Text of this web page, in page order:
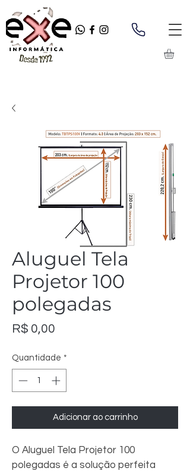
Aluguel Tela
Projetor 100
polegadas
R$ 0,00
Quantidade *
Adicionar ao carrinho
O Aluguel Tela Projetor 100
polegadas é a solução perfeita